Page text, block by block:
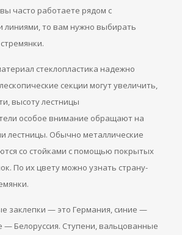
часто работаете рядом с
линиями, то вам нужно выбирать
стеклопластика надежно
секции могут увеличить,
высоту лестницы
особое внимание обращают на
лестницы. Обычно металлические
со стойками с помощью покрытых
По их цвету можно узнать страну-
заклепки — это Германия, синие —
— Белоруссия. Ступени, вальцованные